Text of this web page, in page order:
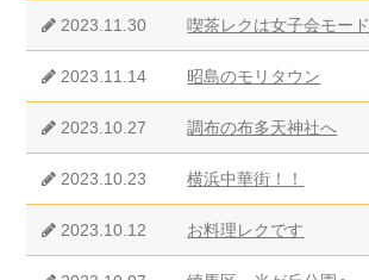
2023.11.30 喫茶レクは女子会モード
2023.11.14 昭島のモリタウン
2023.10.27 調布の布多天神社へ
2023.10.23 横浜中華街！！
2023.10.12 お料理レクです